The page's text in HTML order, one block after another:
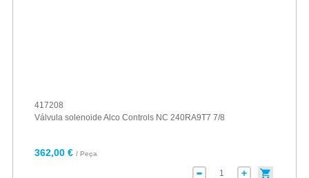
417208
Válvula solenoide Alco Controls NC 240RA9T7 7/8
362,00 € / Peça